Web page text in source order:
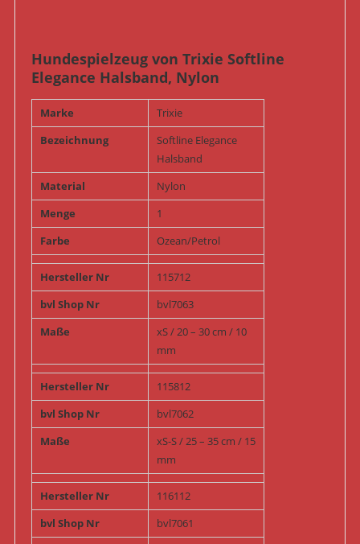
Hundespielzeug von Trixie Softline
Elegance Halsband, Nylon
Marke
Trixie
Bezeichnung
Softline Elegance
Halsband
Material
Nylon
Menge
1
Farbe
Ozean/Petrol
Hersteller Nr
115712
bvl Shop Nr
bvl7063
Maße
xS / 20 – 30 cm / 10
mm
Hersteller Nr
115812
bvl Shop Nr
bvl7062
Maße
xS-S / 25 – 35 cm / 15
mm
Hersteller Nr
116112
bvl Shop Nr
bvl7061